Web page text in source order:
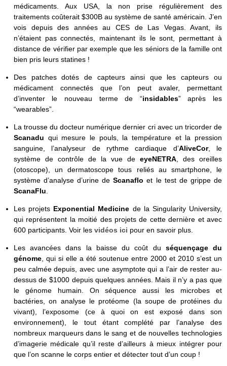
médicaments. Aux USA, la non prise régulièrement des
traitements coûterait $300B au système de santé américain. J’en
vois depuis des années au CES de Las Vegas. Avant, ils
n’étaient pas connectés, maintenant ils le sont, permettant à
distance de vérifier par exemple que les séniors de la famille ont
bien pris leurs statines !
Des patches dotés de capteurs ainsi que les capteurs ou
médicament connectés que l’on peut avaler, permettant
d’inventer le nouveau terme de “insidables” après les
“wearables”.
La trousse du docteur numérique dernier cri avec un tricorder de
Scanadu qui mesure le pouls, la température et la pression
sanguine, l’analyseur de rythme cardiaque d’AliveCor, le
système de contrôle de la vue de eyeNETRA, des oreilles
(otoscope), un dermatoscope tous reliés au smartphone, le
système d’analyse d’urine deScanafloet le test de grippe de
ScanaFlu
Les projets Exponential Medicine de la Singularity University,
qui représentent la moitié des projets de cette dernière et avec
600 participants. Voir les vidéos ici pour en savoir plus.
Les avancées dans la baisse du coût du séquençage du
génome, qui si elle a été soutenue entre 2000 et 2010 s’est un
peu calmée depuis, avec une asymptote qui a l’air de rester au-
dessus de $1000 depuis quelques années. Mais il n’y a pas que
le génome humain. On séquence aussi les microbes et
bactéries, on analyse le protéome (la soupe de protéines du
vivant), l’exposome (ce à quoi on est exposé dans son
environnement), le tout étant complété par l’analyse des
nombreux marqueurs dans le sang et de nouvelles technologies
d’imagerie médicale qu’il reste d’ailleurs à mieux intégrer pour
que l’on scanne le corps entier et détecter tout d’un coup !